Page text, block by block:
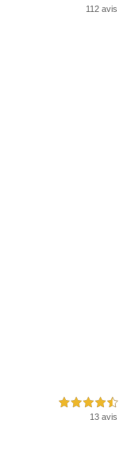
112 avis
4,5 étoiles sur 5
13 avis